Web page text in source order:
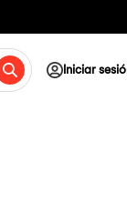
Iniciar